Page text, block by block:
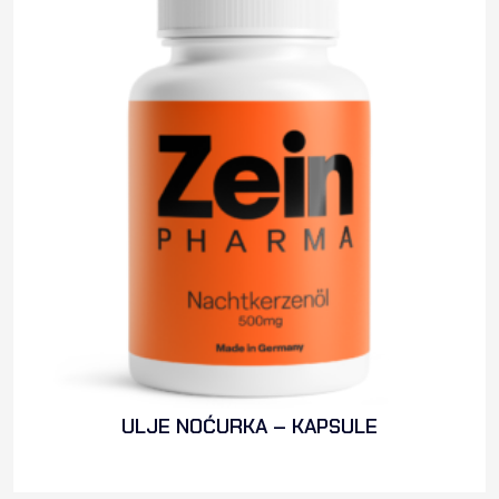
ULJE NOĆURKA – KAPSULE